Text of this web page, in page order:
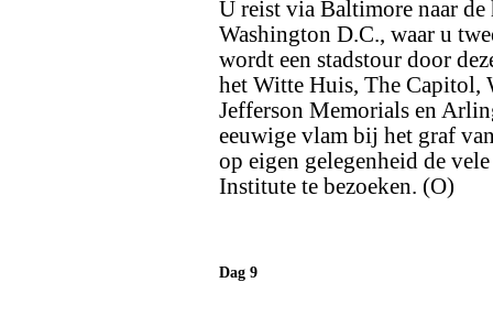
U reist via Baltimore naar de
Washington D.C., waar u
wordt een stadstour door
het Witte Huis, The Capitol,
Jefferson Memorials en
eeuwige vlam bij het graf
op eigen gelegenheid de
Institute te bezoeken. (O)
Dag 9